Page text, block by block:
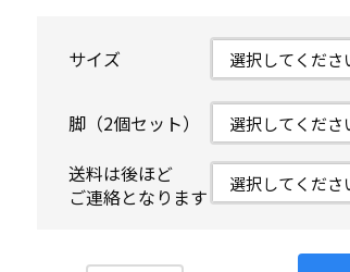
サイズ
脚（2個セット）
送料は後ほど
ご連絡となります